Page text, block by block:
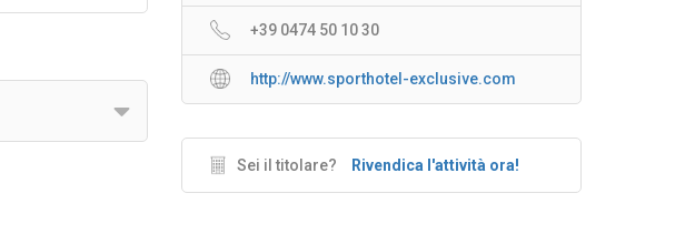
+39 0474 50 10 30
http://www.sporthotel-exclusive.com
Sei il titolare? Rivendica l'attività ora!